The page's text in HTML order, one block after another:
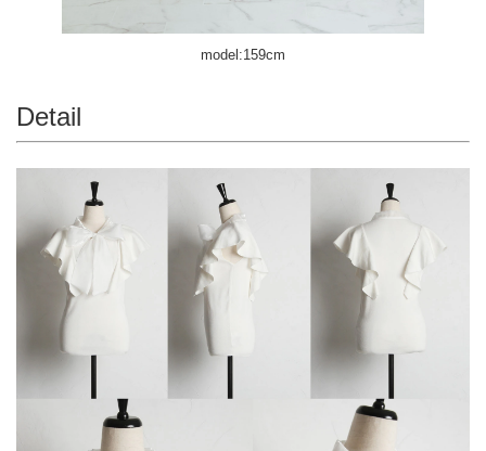
model:159cm
Detail